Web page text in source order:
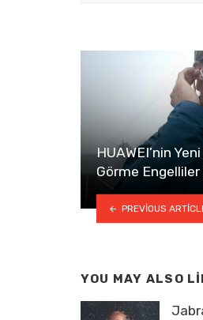
HUAWEI’nin
Görme Engelliler
PREVIOUS
YOU MAY ALSO